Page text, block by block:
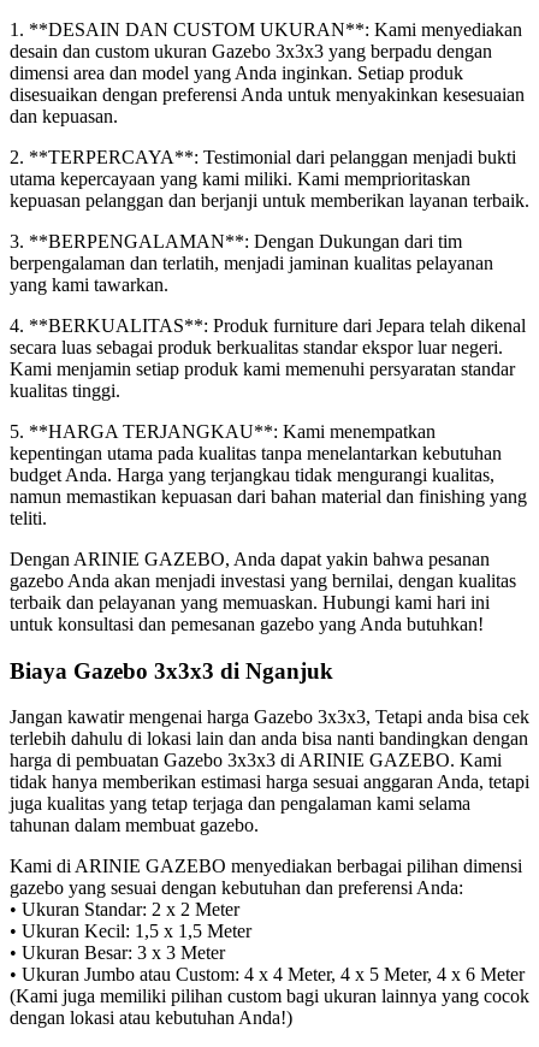
1. **DESAIN DAN CUSTOM UKURAN**: Kami menyediakan
desain dan custom ukuran Gazebo 3x3x3 yang berpadu dengan
dimensi area dan model yang Anda inginkan. Setiap produk
disesuaikan dengan preferensi Anda untuk menyakinkan kesesuaian
dan kepuasan.
2. **TERPERCAYA**: Testimonial dari pelanggan menjadi bukti
utama kepercayaan yang kami miliki. Kami memprioritaskan
kepuasan pelanggan dan berjanji untuk memberikan layanan terbaik.
3. **BERPENGALAMAN**: Dengan Dukungan dari tim
berpengalaman dan terlatih, menjadi jaminan kualitas pelayanan
yang kami tawarkan.
4. **BERKUALITAS**: Produk furniture dari Jepara telah dikenal
secara luas sebagai produk berkualitas standar ekspor luar negeri.
Kami menjamin setiap produk kami memenuhi persyaratan standar
kualitas tinggi.
5. **HARGA TERJANGKAU**: Kami menempatkan
kepentingan utama pada kualitas tanpa menelantarkan kebutuhan
budget Anda. Harga yang terjangkau tidak mengurangi kualitas,
namun memastikan kepuasan dari bahan material dan finishing yang
teliti.
Dengan ARINIE GAZEBO, Anda dapat yakin bahwa pesanan
gazebo Anda akan menjadi investasi yang bernilai, dengan kualitas
terbaik dan pelayanan yang memuaskan. Hubungi kami hari ini
untuk konsultasi dan pemesanan gazebo yang Anda butuhkan!
Biaya Gazebo 3x3x3 di Nganjuk
Jangan kawatir mengenai harga Gazebo 3x3x3, Tetapi anda bisa cek
terlebih dahulu di lokasi lain dan anda bisa nanti bandingkan dengan
harga di pembuatan Gazebo 3x3x3 di ARINIE GAZEBO. Kami
tidak hanya memberikan estimasi harga sesuai anggaran Anda, tetapi
juga kualitas yang tetap terjaga dan pengalaman kami selama
tahunan dalam membuat gazebo.
Kami di ARINIE GAZEBO menyediakan berbagai pilihan dimensi
gazebo yang sesuai dengan kebutuhan dan preferensi Anda:
• Ukuran Standar: 2 x 2 Meter
• Ukuran Kecil: 1,5 x 1,5 Meter
• Ukuran Besar: 3 x 3 Meter
• Ukuran Jumbo atau Custom: 4 x 4 Meter, 4 x 5 Meter, 4 x 6 Meter
(Kami juga memiliki pilihan custom bagi ukuran lainnya yang cocok
dengan lokasi atau kebutuhan Anda!)